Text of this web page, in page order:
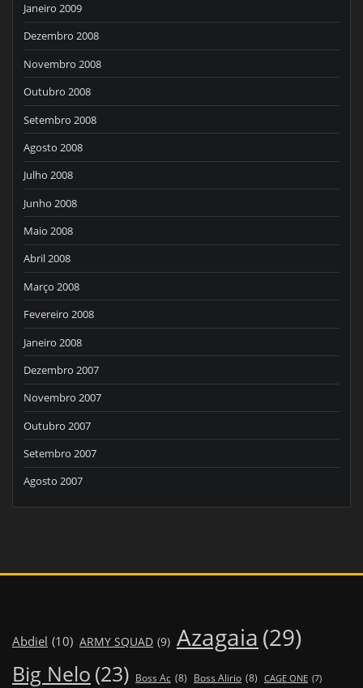
Janeiro 2009
Dezembro 2008
Novembro 2008
Outubro 2008
Setembro 2008
Agosto 2008
Julho 2008
Junho 2008
Maio 2008
Abril 2008
Março 2008
Fevereiro 2008
Janeiro 2008
Dezembro 2007
Novembro 2007
Outubro 2007
Setembro 2007
Agosto 2007
Abdiel (10) ARMY SQUAD (9) Azagaia (29)
Big Nelo (23) Boss Ac (8) Boss Alirio (8) CAGE ONE (7)